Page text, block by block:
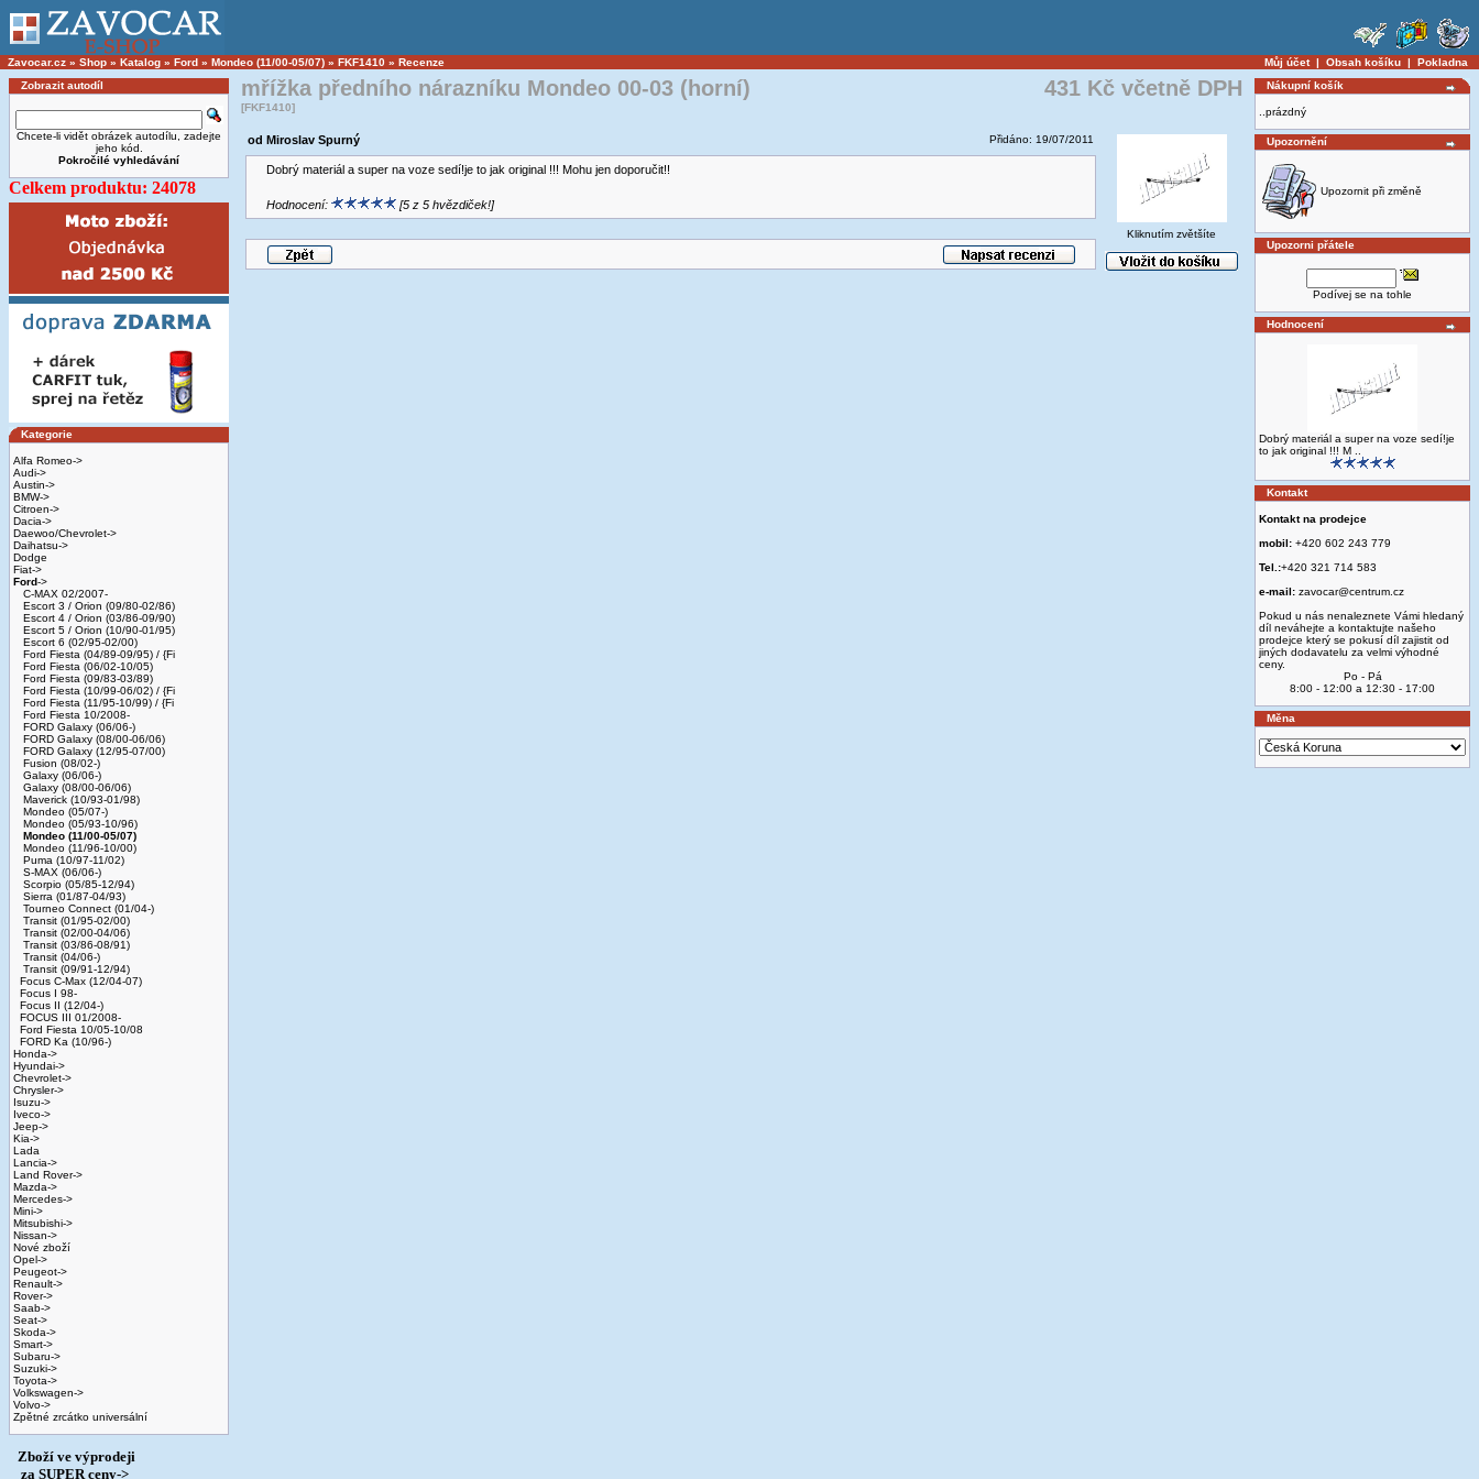
Zavocar.cz » Shop » Katalog » Ford » Mondeo (11/00-05/07) » FKF1410 » Recenze Můj účet| Obsah košíku | Pokladna
Zobrazit autodíl
Chcete-li vidět obrázek autodílu, zadejte
jeho kód.
Pokročilé vyhledávání
Celkem produktu: 24078
Kategorie
Alfa Romeo->
Audi->
Austin->
BMW->
Citroen->
Dacia->
Daewoo/Chevrolet->
Daihatsu->
Dodge
Fiat->
Ford->
C-MAX 02/2007-
Escort 3 / Orion (09/80-02/86)
Escort 4 / Orion (03/86-09/90)
Escort 5 / Orion (10/90-01/95)
Escort 6 (02/95-02/00)
Ford Fiesta (04/89-09/95) / {Fi
Ford Fiesta (06/02-10/05)
Ford Fiesta (09/83-03/89)
Ford Fiesta (10/99-06/02) / {Fi
Ford Fiesta (11/95-10/99) / {Fi
Ford Fiesta 10/2008-
FORD Galaxy (06/06-)
FORD Galaxy (08/00-06/06)
FORD Galaxy (12/95-07/00)
Fusion (08/02-)
Galaxy (06/06-)
Galaxy (08/00-06/06)
Maverick (10/93-01/98)
Mondeo (05/07-)
Mondeo (05/93-10/96)
Mondeo (11/00-05/07)
Mondeo (11/96-10/00)
Puma (10/97-11/02)
S-MAX (06/06-)
Scorpio (05/85-12/94)
Sierra (01/87-04/93)
Tourneo Connect (01/04-)
Transit (01/95-02/00)
Transit (02/00-04/06)
Transit (03/86-08/91)
Transit (04/06-)
Transit (09/91-12/94)
Focus C-Max (12/04-07)
Focus I 98-
Focus II (12/04-)
FOCUS III 01/2008-
Ford Fiesta 10/05-10/08
FORD Ka (10/96-)
Honda->
Hyundai->
Chevrolet->
Chrysler->
Isuzu->
Iveco->
Jeep->
Kia->
Lada
Lancia->
Land Rover->
Mazda->
Mercedes->
Mini->
Mitsubishi->
Nissan->
Nové zboží
Opel->
Peugeot->
Renault->
Rover->
Saab->
Seat->
Skoda->
Smart->
Subaru->
Suzuki->
Toyota->
Volkswagen->
Volvo->
Zpětné zrcátko universální
Zboží ve výprodeji
­ za SUPER ceny->
mřížka předního nárazníku Mondeo 00-03 (horní)
[FKF1410]
431 Kč včetně DPH
od Miroslav Spurný Přidáno: 19/07/2011
Dobrý materiál a super na voze sedí!je to jak original !!! Mohu jen doporučit!!
Hodnocení: [5 z 5 hvězdiček!]
Kliknutím zvětšíte
Nákupní košík
..prázdný
Upozornění
Upozornit při změně
Upozorni přátele
Podívej se na tohle
Hodnocení
Dobrý materiál a super na voze sedí!je
to jak original !!! M ..
Kontakt
Kontakt na prodejce
mobil: +420 602 243 779
Tel.:+420 321 714 583
e-mail: zavocar@centrum.cz
Pokud u nás nenaleznete Vámi hledaný
díl neváhejte a kontaktujte našeho
prodejce který se pokusí díl zajistit od
jiných dodavatelu za velmi výhodné
ceny.
Po - Pá
8:00 - 12:00 a 12:30 - 17:00
Měna